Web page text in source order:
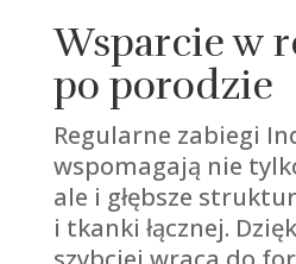
Wsparcie w
po porodzie
Regularne zabiegi
wspomagają nie
ale i głębsze
i tkanki łącznej.